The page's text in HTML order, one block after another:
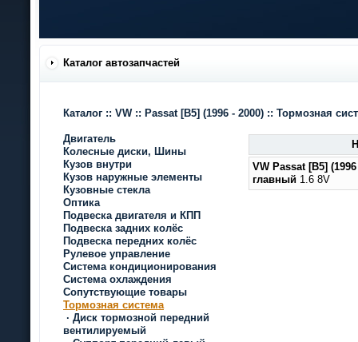
Каталог автозапчастей
Каталог :: VW:: Passat [B5] (1996 - 2000) :: Тормозная
Двигатель
Колесные диски, Шины
Кузов внутри
Кузов наружные элементы
Кузовные стекла
Оптика
Подвеска двигателя и КПП
Подвеска задних колёс
Подвеска передних колёс
Рулевое управление
Система кондиционирования
Система охлаждения
Сопутствующие товары
Тормозная система
· Диск тормозной передний
вентилируемый
VW Passat [B5]
главный 1.6 8V